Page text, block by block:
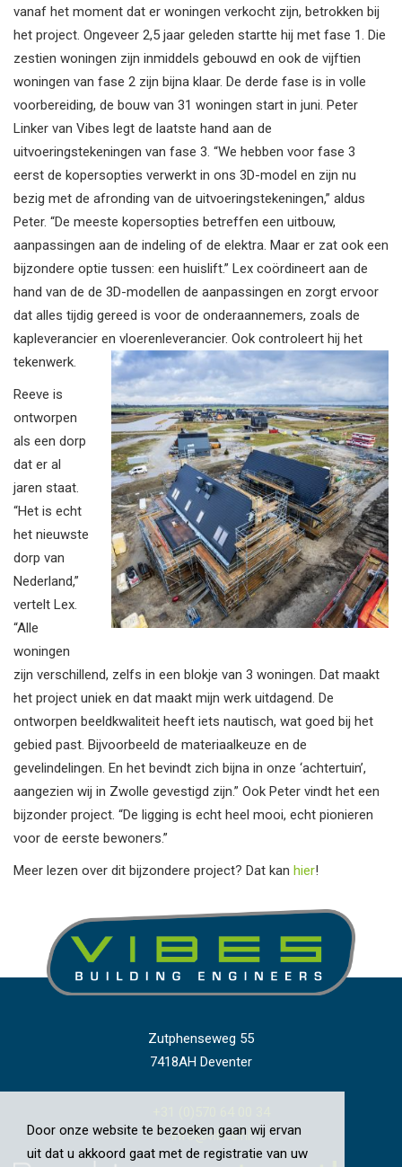
Door onze website te bezoeken gaan wij ervan
uit dat u akkoord gaat met de registratie van uw
vanaf het moment dat er woningen verkocht zijn, betrokken bij
het project. Ongeveer 2,5 jaar geleden startte hij met fase 1. Die
zestien woningen zijn inmiddels gebouwd en ook de vijftien
woningen van fase 2 zijn bijna klaar. De derde fase is in volle
voorbereiding, de bouw van 31 woningen start in juni. Peter
Linker van Vibes legt de laatste hand aan de
uitvoeringstekeningen van fase 3. “We hebben voor fase 3
eerst de kopersopties verwerkt in ons 3D-model en zijn nu
bezig met de afronding van de uitvoeringstekeningen,” aldus
Peter. “De meeste kopersopties betreffen een uitbouw,
aanpassingen aan de indeling of de elektra. Maar er zat ook een
bijzondere optie tussen: een huislift.” Lex coördineert aan de
hand van de de 3D-modellen de aanpassingen en zorgt ervoor
dat alles tijdig gereed is voor de onderaannemers, zoals de
kapleverancier en vloerenleverancier. Ook controleert hij het
tekenwerk.
Reeve is
ontworpen
als een dorp
dat er al
jaren staat.
“Het is echt
het nieuwste
dorp van
Nederland,”
vertelt Lex.
“Alle
woningen
zijn verschillend, zelfs in een blokje van 3 woningen. Dat maakt
het project uniek en dat maakt mijn werk uitdagend. De
ontworpen beeldkwaliteit heeft iets nautisch, wat goed bij het
gebied past. Bijvoorbeeld de materiaalkeuze en de
gevelindelingen. En het bevindt zich bijna in onze ‘achtertuin’,
aangezien wij in Zwolle gevestigd zijn.” Ook Peter vindt het een
bijzonder project. “De ligging is echt heel mooi, echt pionieren
voor de eerste bewoners.”
Meer lezen over dit bijzondere project? Dat kan hier!
Zutphenseweg 55
7418AH Deventer
info@vibes.nl